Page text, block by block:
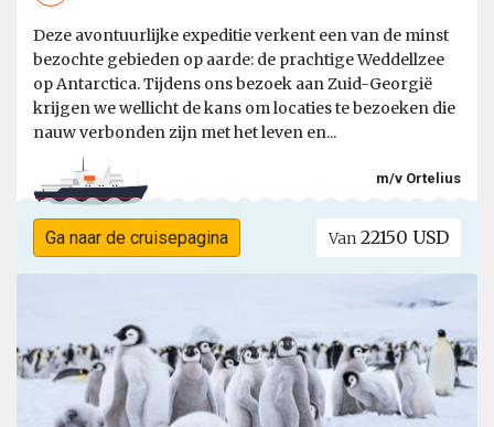
Deze avontuurlijke expeditie verkent een van de minst
bezochte gebieden op aarde: de prachtige Weddellzee
op Antarctica. Tijdens ons bezoek aan Zuid-Georgië
krijgen we wellicht de kans om locaties te bezoeken die
nauw verbonden zijn met het leven en...
m/v Ortelius
Ga naar de cruisepagina Van 22150 USD